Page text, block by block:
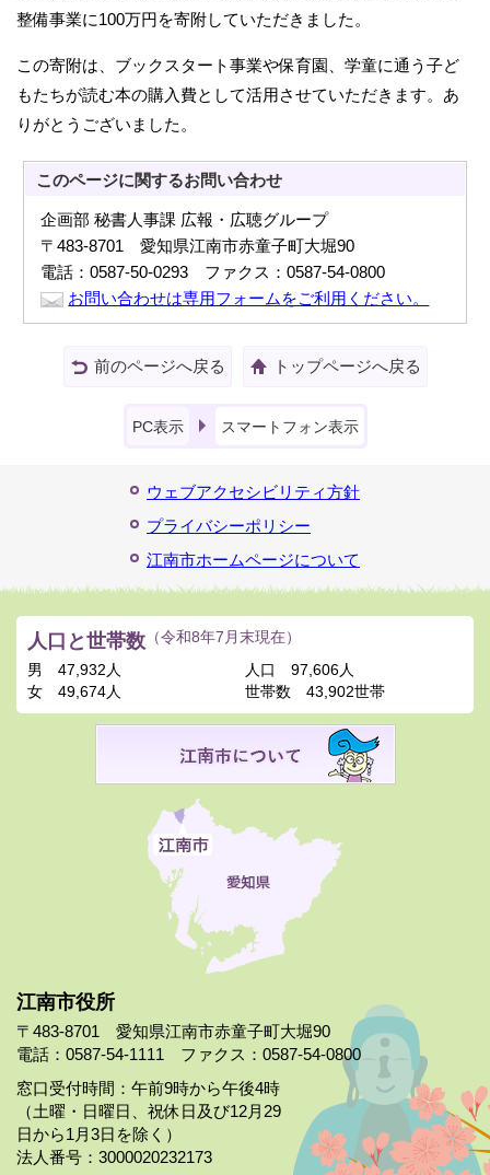
整備事業に100万円を寄附していただきました。
この寄附は、ブックスタート事業や保育園、学童に通う子ど
もたちが読む本の購入費として活用させていただきます。あ
りがとうございました。
このページに関するお問い合わせ
企画部 秘書人事課 広報・広聴グループ
〒483-8701 愛知県江南市赤童子町大堀90
電話：0587-50-0293 ファクス：0587-54-0800
お問い合わせは専用フォームをご利用ください。
前のページへ戻る トップページへ戻る
PC表示 スマートフォン表示
ウェブアクセシビリティ方針
プライバシーポリシー
江南市ホームページについて
江南市役所
〒483-8701 愛知県江南市赤童子町大堀90
電話：0587-54-1111 ファクス：0587-54-0800
窓口受付時間：午前9時から午後4時
（土曜・日曜日、祝休日及び12月29
日から1月3日を除く）
法人番号：3000020232173
人口と世帯数 （令和8年7月末現在）
男
47,932人
女
49,674人
人口
97,606人
世帯数
43,902世帯